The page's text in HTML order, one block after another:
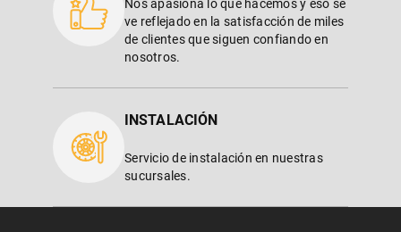
Nos apasiona lo que hacemos y eso se
ve reflejado en la satisfacción de miles
de clientes que siguen confiando en
nosotros.
INSTALACIÓN
Servicio de instalación en nuestras
sucursales.